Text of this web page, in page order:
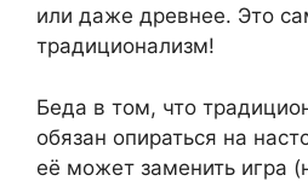
или даже древнее. Это
традиционализм!
Беда в том, что
обязан опираться на
её может заменить игра